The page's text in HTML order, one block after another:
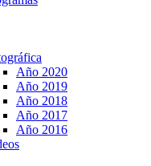
Año 2020
Año 2019
Año 2018
Año 2017
Año 2016